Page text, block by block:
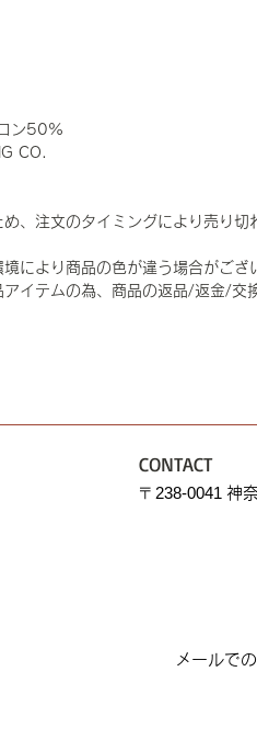
ン50%
CO.
、注文のタイミングにより売り切
により商品の色が違う場合がござ
アイテムの為、商品の返品/返金/交
メールで
CONTACT
​〒238-0041 神